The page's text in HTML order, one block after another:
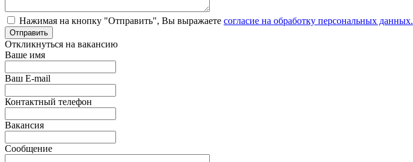
Нажимая на кнопку "Отправить", Вы выражаете согласие на обработку персональных данных.
Откликнуться на вакансию
Ваше имя
Ваш E-mail
Контактный телефон
Вакансия
Сообщение